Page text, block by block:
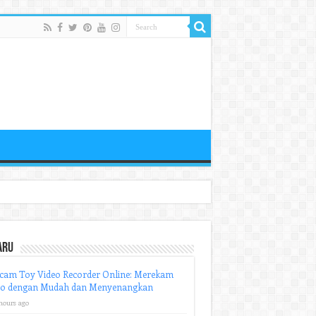
Toy Video Recorder Online: Merekam
dengan Mudah dan Menyenangkan
ago